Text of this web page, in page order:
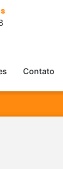
Contato